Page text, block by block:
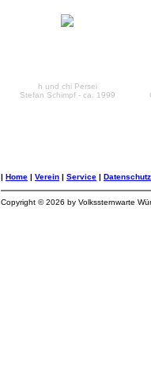
h und chi Persei
Stefan Schimpf - ca. 1999
| Home | Verein | Service | Datenschutz
Copyright © 2026 by Volkssternwarte